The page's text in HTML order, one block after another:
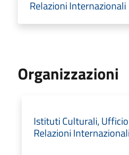
Relazioni Internazionali
Organizzazioni
Istituti Culturali,
Relazioni Internazionali